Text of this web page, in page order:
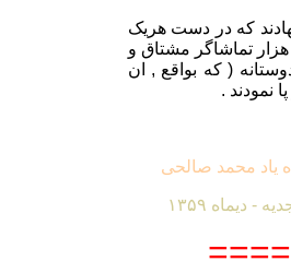
که در دست هریک
شاخه گل میخک سرخ مشاهده میشد ... گلهایی زیبا که سرانجام تقدیم ۲۵ هزار تماشاگر مشتاق و
( که بواقع , ان
پا نمودند .
یاد محمد صالحی
۱۳۵۹